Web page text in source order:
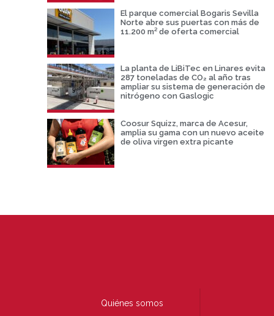
El parque comercial Bogaris Sevilla
Norte abre sus puertas con más de
11.200 m² de oferta comercial
La planta de LiBiTec en Linares evita
287 toneladas de CO₂ al año tras
ampliar su sistema de generación de
nitrógeno con Gaslogic
Coosur Squizz, marca de Acesur,
amplia su gama con un nuevo aceite
de oliva virgen extra picante
Quiénes somos